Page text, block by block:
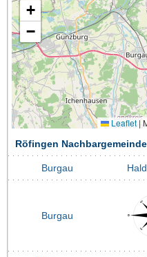
+
−
Leaflet |
Röfingen
Burgau
Burgau